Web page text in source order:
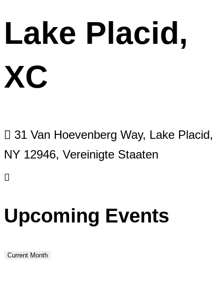
Lake Placid,
XC
31 Van Hoevenberg Way, Lake Placid,
NY 12946, Vereinigte Staaten
Upcoming Events
Current Month